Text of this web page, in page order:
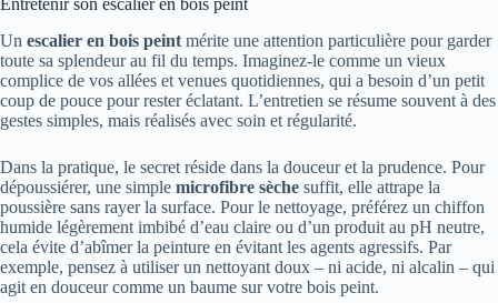
Un escalier en bois peint mérite une attention particulière pour garder
toute sa splendeur au fil du temps. Imaginez-le comme un vieux
complice de vos allées et venues quotidiennes, qui a besoin d’un petit
coup de pouce pour rester éclatant. L’entretien se résume souvent à des
gestes simples, mais réalisés avec soin et régularité.
Dans la pratique, le secret réside dans la douceur et la prudence. Pour
dépoussiérer, une simple microfibre sèche suffit, elle attrape la
poussière sans rayer la surface. Pour le nettoyage, préférez un chiffon
humide légèrement imbibé d’eau claire ou d’un produit au pH neutre,
cela évite d’abîmer la peinture en évitant les agents agressifs. Par
exemple, pensez à utiliser un nettoyant doux – ni acide, ni alcalin – qui
agit en douceur comme un baume sur votre bois peint.